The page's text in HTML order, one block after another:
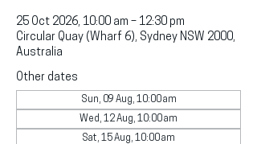
25 Oct 2026, 10:00 am – 12:30 pm
Circular Quay (Wharf 6), Sydney NSW 2000,
Australia
Other dates
Sun, 09 Aug, 10:00 am
Wed, 12 Aug, 10:00 am
Sat, 15 Aug, 10:00 am